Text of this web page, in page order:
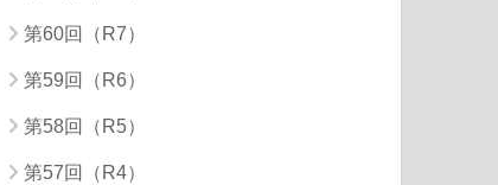
第60回（R7）
第59回（R6）
第58回（R5）
第57回（R4）